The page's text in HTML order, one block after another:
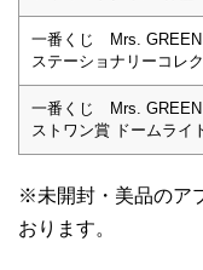
一番くじ Mrs. GREEN
ステーショナリーコレ
一番くじ Mrs. GREEN
ストワン賞 ドームライ
※未開封・美品のア
おります。